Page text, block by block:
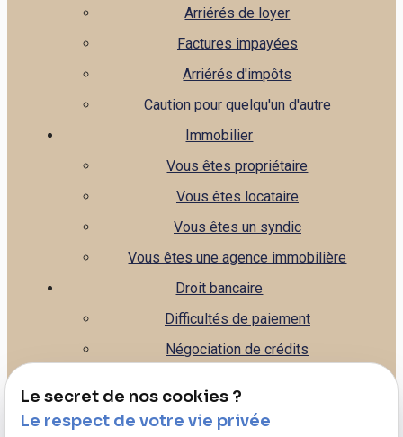
Arriérés de loyer
Factures impayées
Arriérés d'impôts
Caution pour quelqu'un d'autre
Immobilier
Vous êtes propriétaire
Vous êtes locataire
Vous êtes un syndic
Vous êtes une agence immobilière
Droit bancaire
Difficultés de paiement
Négociation de crédits
Leasing
Le secret de nos cookies ?
Le respect de votre vie privée